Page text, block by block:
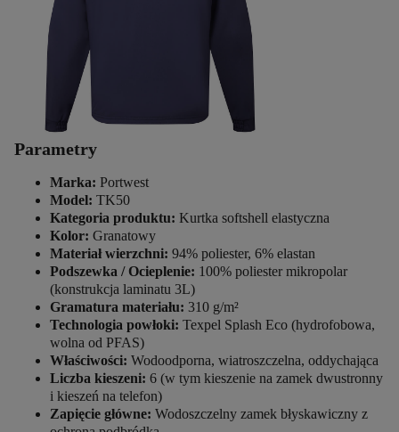
Parametry
Marka: Portwest
Model: TK50
Kategoria produktu: Kurtka softshell elastyczna
Kolor: Granatowy
Materiał wierzchni: 94% poliester, 6% elastan
Podszewka / Ocieplenie: 100% poliester mikropolar
(konstrukcja laminatu 3L)
Gramatura materiału: 310 g/m²
Technologia powłoki: Texpel Splash Eco (hydrofobowa,
wolna od PFAS)
Właściwości: Wodoodporna, wiatroszczelna, oddychająca
Liczba kieszeni: 6 (w tym kieszenie na zamek dwustronny
i kieszeń na telefon)
Zapięcie główne: Wodoszczelny zamek błyskawiczny z